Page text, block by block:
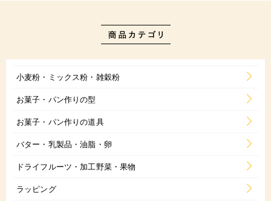
小麦粉・ミックス粉・雑穀粉
お菓子・パン作りの型
お菓子・パン作りの道具
バター・乳製品・油脂・卵
ドライフルーツ・加工野菜・果物
ラッピング